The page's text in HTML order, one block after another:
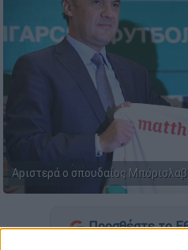
Αριστερά ο σπουδαίος
Προσθέστε το